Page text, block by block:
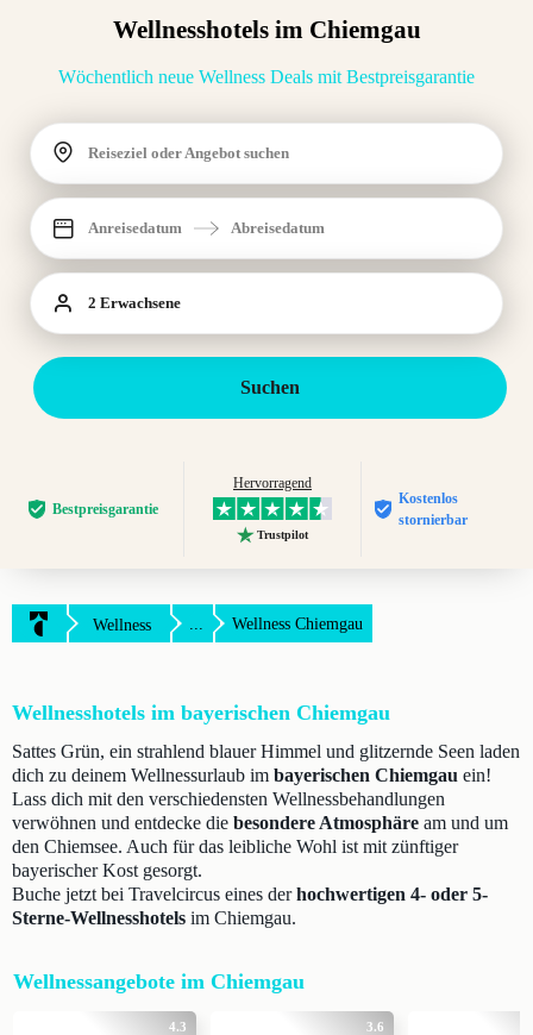
Wellnesshotels im Chiemgau
Wöchentlich neue Wellness Deals mit Bestpreisgarantie
Reiseziel oder Angebot suchen
Anreisedatum Abreisedatum
2 Erwachsene
Suchen
Bestpreis­garantie
Hervorragend
Trustpilot
Kostenlos
stornierbar
Wellness ... Wellness Chiemgau
Wellnesshotels im bayerischen Chiemgau
Sattes Grün, ein strahlend blauer Himmel und glitzernde Seen laden
dich zu deinem Wellnessurlaub im bayerischen Chiemgau ein!
Lass dich mit den verschiedensten Wellnessbehandlungen
verwöhnen und entdecke die besondere Atmosphäre am und um
den Chiemsee. Auch für das leibliche Wohl ist mit zünftiger
bayerischer Kost gesorgt.
Buche jetzt bei Travelcircus eines derhochwertigen 4- oder 5-
Sterne-Wellnesshotels im Chiemgau.
Wellnessangebote im Chiemgau
4.3 3.6